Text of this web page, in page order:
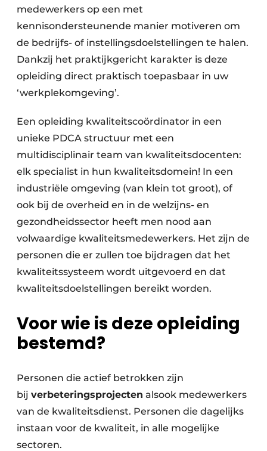
medewerkers op een met
kennisondersteunende manier motiveren om
de bedrijfs- of instellingsdoelstellingen te halen.
Dankzij het praktijkgericht karakter is deze
opleiding direct praktisch toepasbaar in uw
‘werkplekomgeving’.
Een opleiding kwaliteitscoördinator in een
unieke PDCA structuur met een
multidisciplinair team van kwaliteitsdocenten:
elk specialist in hun kwaliteitsdomein! In een
industriële omgeving (van klein tot groot), of
ook bij de overheid en in de welzijns- en
gezondheidssector heeft men nood aan
volwaardige kwaliteitsmedewerkers. Het zijn de
personen die er zullen toe bijdragen dat het
kwaliteitssysteem wordt uitgevoerd en dat
kwaliteitsdoelstellingen bereikt worden.
Voor wie is deze opleiding
bestemd?
Personen die actief betrokken zijn
bij verbeteringsprojecten alsook medewerkers
van de kwaliteitsdienst. Personen die dagelijks
instaan voor de kwaliteit, in alle mogelijke
sectoren.